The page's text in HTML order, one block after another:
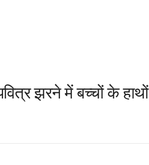
झरने में बच्चों के हाथों